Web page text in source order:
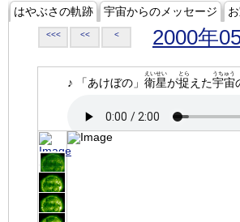
はやぶさの軌跡 宇宙からのメッセージ
<<< << < 2000年
♪ 「あけぼの」 衛星
えいせい
が捉
とら
えた宇宙
うちゅう